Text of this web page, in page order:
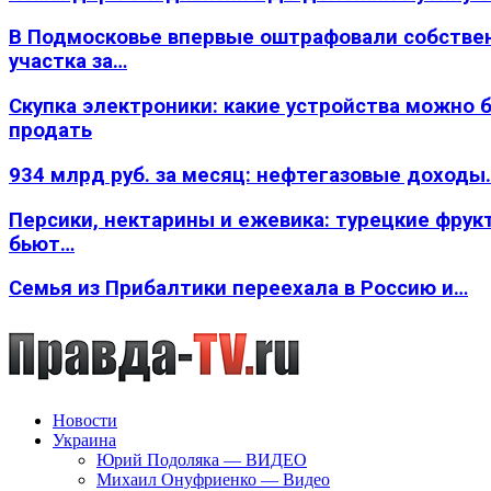
В Подмосковье впервые оштрафовали
участка за…
Скупка электроники: какие устройства можно
продать
934 млрд руб. за месяц: нефтегазовые
Персики, нектарины и ежевика: турецкие
бьют…
Семья из Прибалтики переехала в Россию и…
Новости
Украина
Юрий Подоляка — ВИДЕО
Михаил Онуфриенко — Видео